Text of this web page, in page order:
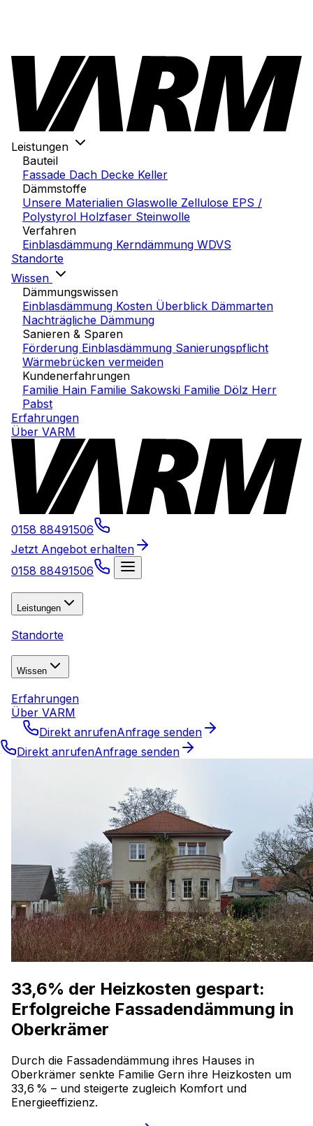
Leistungen
Bauteil
Fassade Dach Decke Keller
Dämmstoffe
Unsere Materialien Glaswolle Zellulose EPS /
Polystyrol Holzfaser Steinwolle
Verfahren
Einblasdämmung Kerndämmung WDVS
Standorte
Wissen
Dämmungswissen
Einblasdämmung Kosten Überblick Dämmarten
Nachträgliche Dämmung
Sanieren & Sparen
Förderung Einblasdämmung Sanierungspflicht
Wärmebrücken vermeiden
Kundenerfahrungen
Familie Hain Familie Sakowski Familie Dölz Herr
Pabst
Erfahrungen
Über VARM
0158 88491506
Jetzt Angebot erhalten
0158 88491506
Leistungen
Standorte
Wissen
Erfahrungen
Über VARM
Direkt anrufenAnfrage senden
Direkt anrufenAnfrage senden
33,6% der Heizkosten gespart:
Erfolgreiche Fassadendämmung in
Oberkrämer
Durch die Fassadendämmung ihres Hauses in
Oberkrämer senkte Familie Gern ihre Heizkosten um
33,6 % – und steigerte zugleich Komfort und
Energieeffizienz.